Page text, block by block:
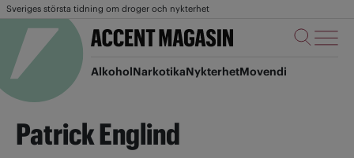
Sveriges största tidning om droger och nykterhet
AlkoholNarkotikaNykterhetMovendi
Patrick Englind